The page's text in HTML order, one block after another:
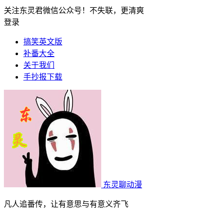
关注东灵君微信公众号！不失联，更清爽
登录
搞笑英文版
补番大全
关于我们
手抄报下载
东灵聊动漫
凡人追番传，让有意思与有意义齐飞